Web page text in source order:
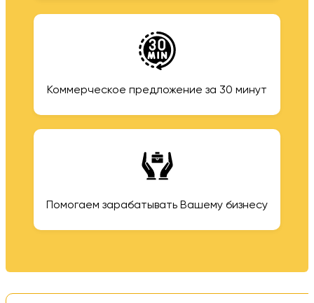
Коммерческое предложение за 30 минут
Помогаем зарабатывать Вашему бизнесу